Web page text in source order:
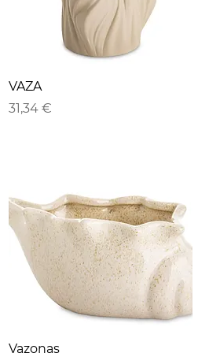
VAZA
Kaina
31,34 €
Vazonas